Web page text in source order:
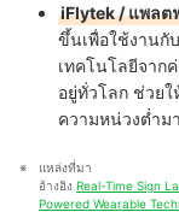
iFlytek / แพลต
ขึ้นเพื่อใช้งานกั
เทคโนโลยีจาก
อยู่ทั่วโลก ช่วย
ความหน่วงต่ำม
แหล่งที่มา
อ้างอิง Real-Time Sign
Powered Wearable